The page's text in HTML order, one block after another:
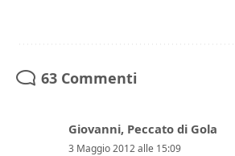
63 Commenti
Giovanni, Peccato di Gola
3 Maggio 2012 alle 15:09